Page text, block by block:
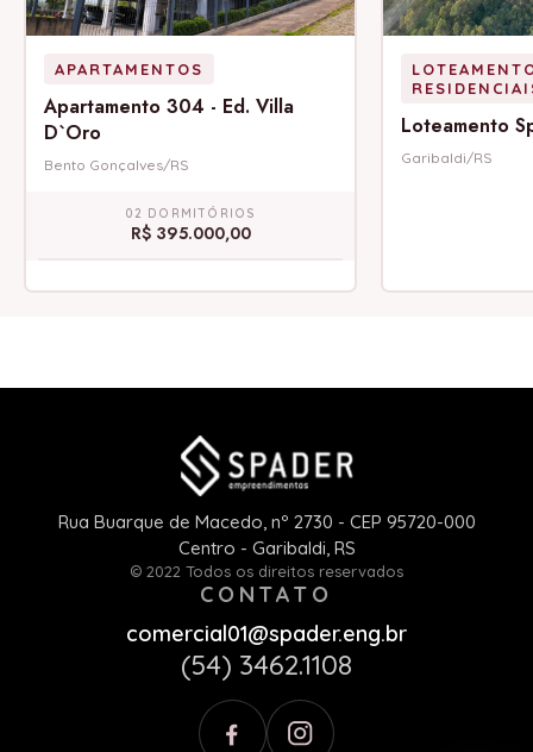
APARTAMENTOS
Apartamento 304 - Ed. Villa
D`Oro
Bento Gonçalves/RS
02 DORMITÓRIOS
R$ 395.000,00
Loteamento
Garibaldi/RS
Rua Buarque de Macedo, nº 2730 - CEP 95720-000
Centro - Garibaldi, RS
© 2022 Todos os direitos reservados
CONTATO
comercial01@spader.eng.br
(54) 3462.1108